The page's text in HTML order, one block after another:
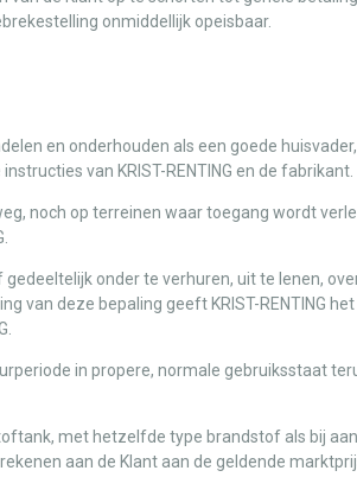
onmiddellijk opeisbaar.
en onderhouden als een goede
van KRIST-RENTING en de fabrikant.
noch op terreinen waar toegang wordt
onder te verhuren, uit te lenen,
van deze bepaling geeft KRIST-RENTING
in propere, normale gebruiksstaat
met hetzelfde type brandstof als bij
aan de Klant aan de geldende